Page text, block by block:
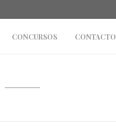
CONCURSOS CONTACTO